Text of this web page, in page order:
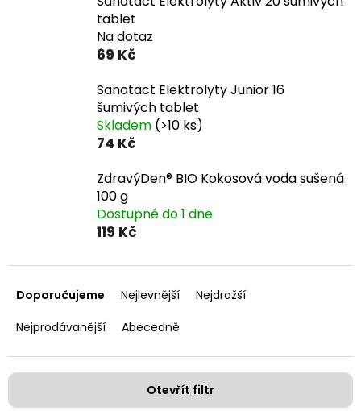
tablet
Na dotaz
69 Kč
Sanotact Elektrolyty Junior 16
šumivých tablet
Skladem (>10 ks)
74 Kč
ZdravýDen® BIO Kokosová voda sušená
100 g
Dostupné do 1 dne
119 Kč
a
e
í
p
r
Doporučujeme Nejlevnější
Nejdražší
Nejprodávanější
Abecedně
Otevřít filtr